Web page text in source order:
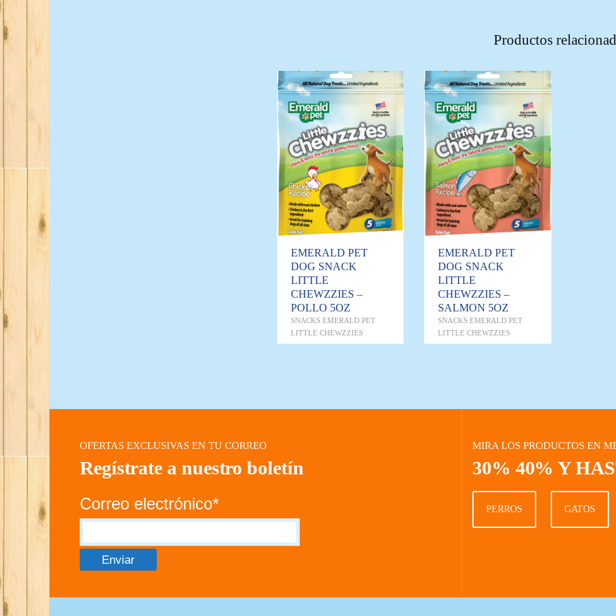
Productos
EMERALD PET
DOG SNACK
LITTLE
CHEWZZIES –
POLLO 5OZ
SNACKS EMERALD PET
LITTLE CHEWZZIES
EMERALD PET
DOG SNACK
LITTLE
CHEWZZIES –
SALMON 5OZ
SNACKS EMERALD PET
LITTLE CHEWZZIES
OFERTAS EXCLUSIVAS EN TU CORREO
Regístrate a nuestro boletín
Correo electrónico*
MIRA LOS PRODUCTOS EN
30% 40% Y
PERROS GATOS